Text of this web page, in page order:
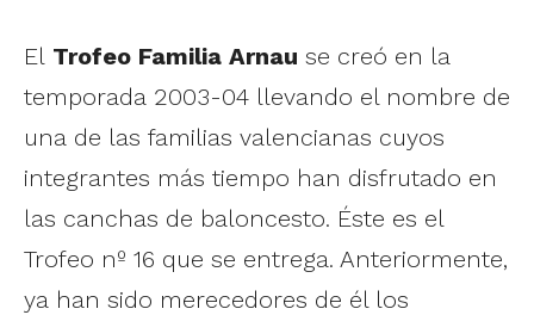
El Trofeo Familia Arnau se creó en la
temporada 2003-04 llevando el nombre de
una de las familias valencianas cuyos
integrantes más tiempo han disfrutado en
las canchas de baloncesto. Éste es el
Trofeo nº 16 que se entrega. Anteriormente,
ya han sido merecedores de él los